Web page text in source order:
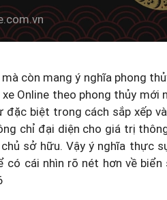
còn mang ý nghĩa phong
xe Online theo phong thủy mới
biệt trong cách sắp xếp
chỉ đại diện cho giá trị
sở hữu. Vậy ý nghĩa thực
cái nhìn rõ nét hơn về biển